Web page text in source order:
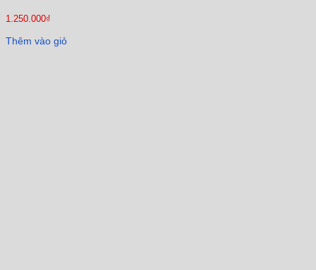
1.250.000₫
Thêm vào giỏ